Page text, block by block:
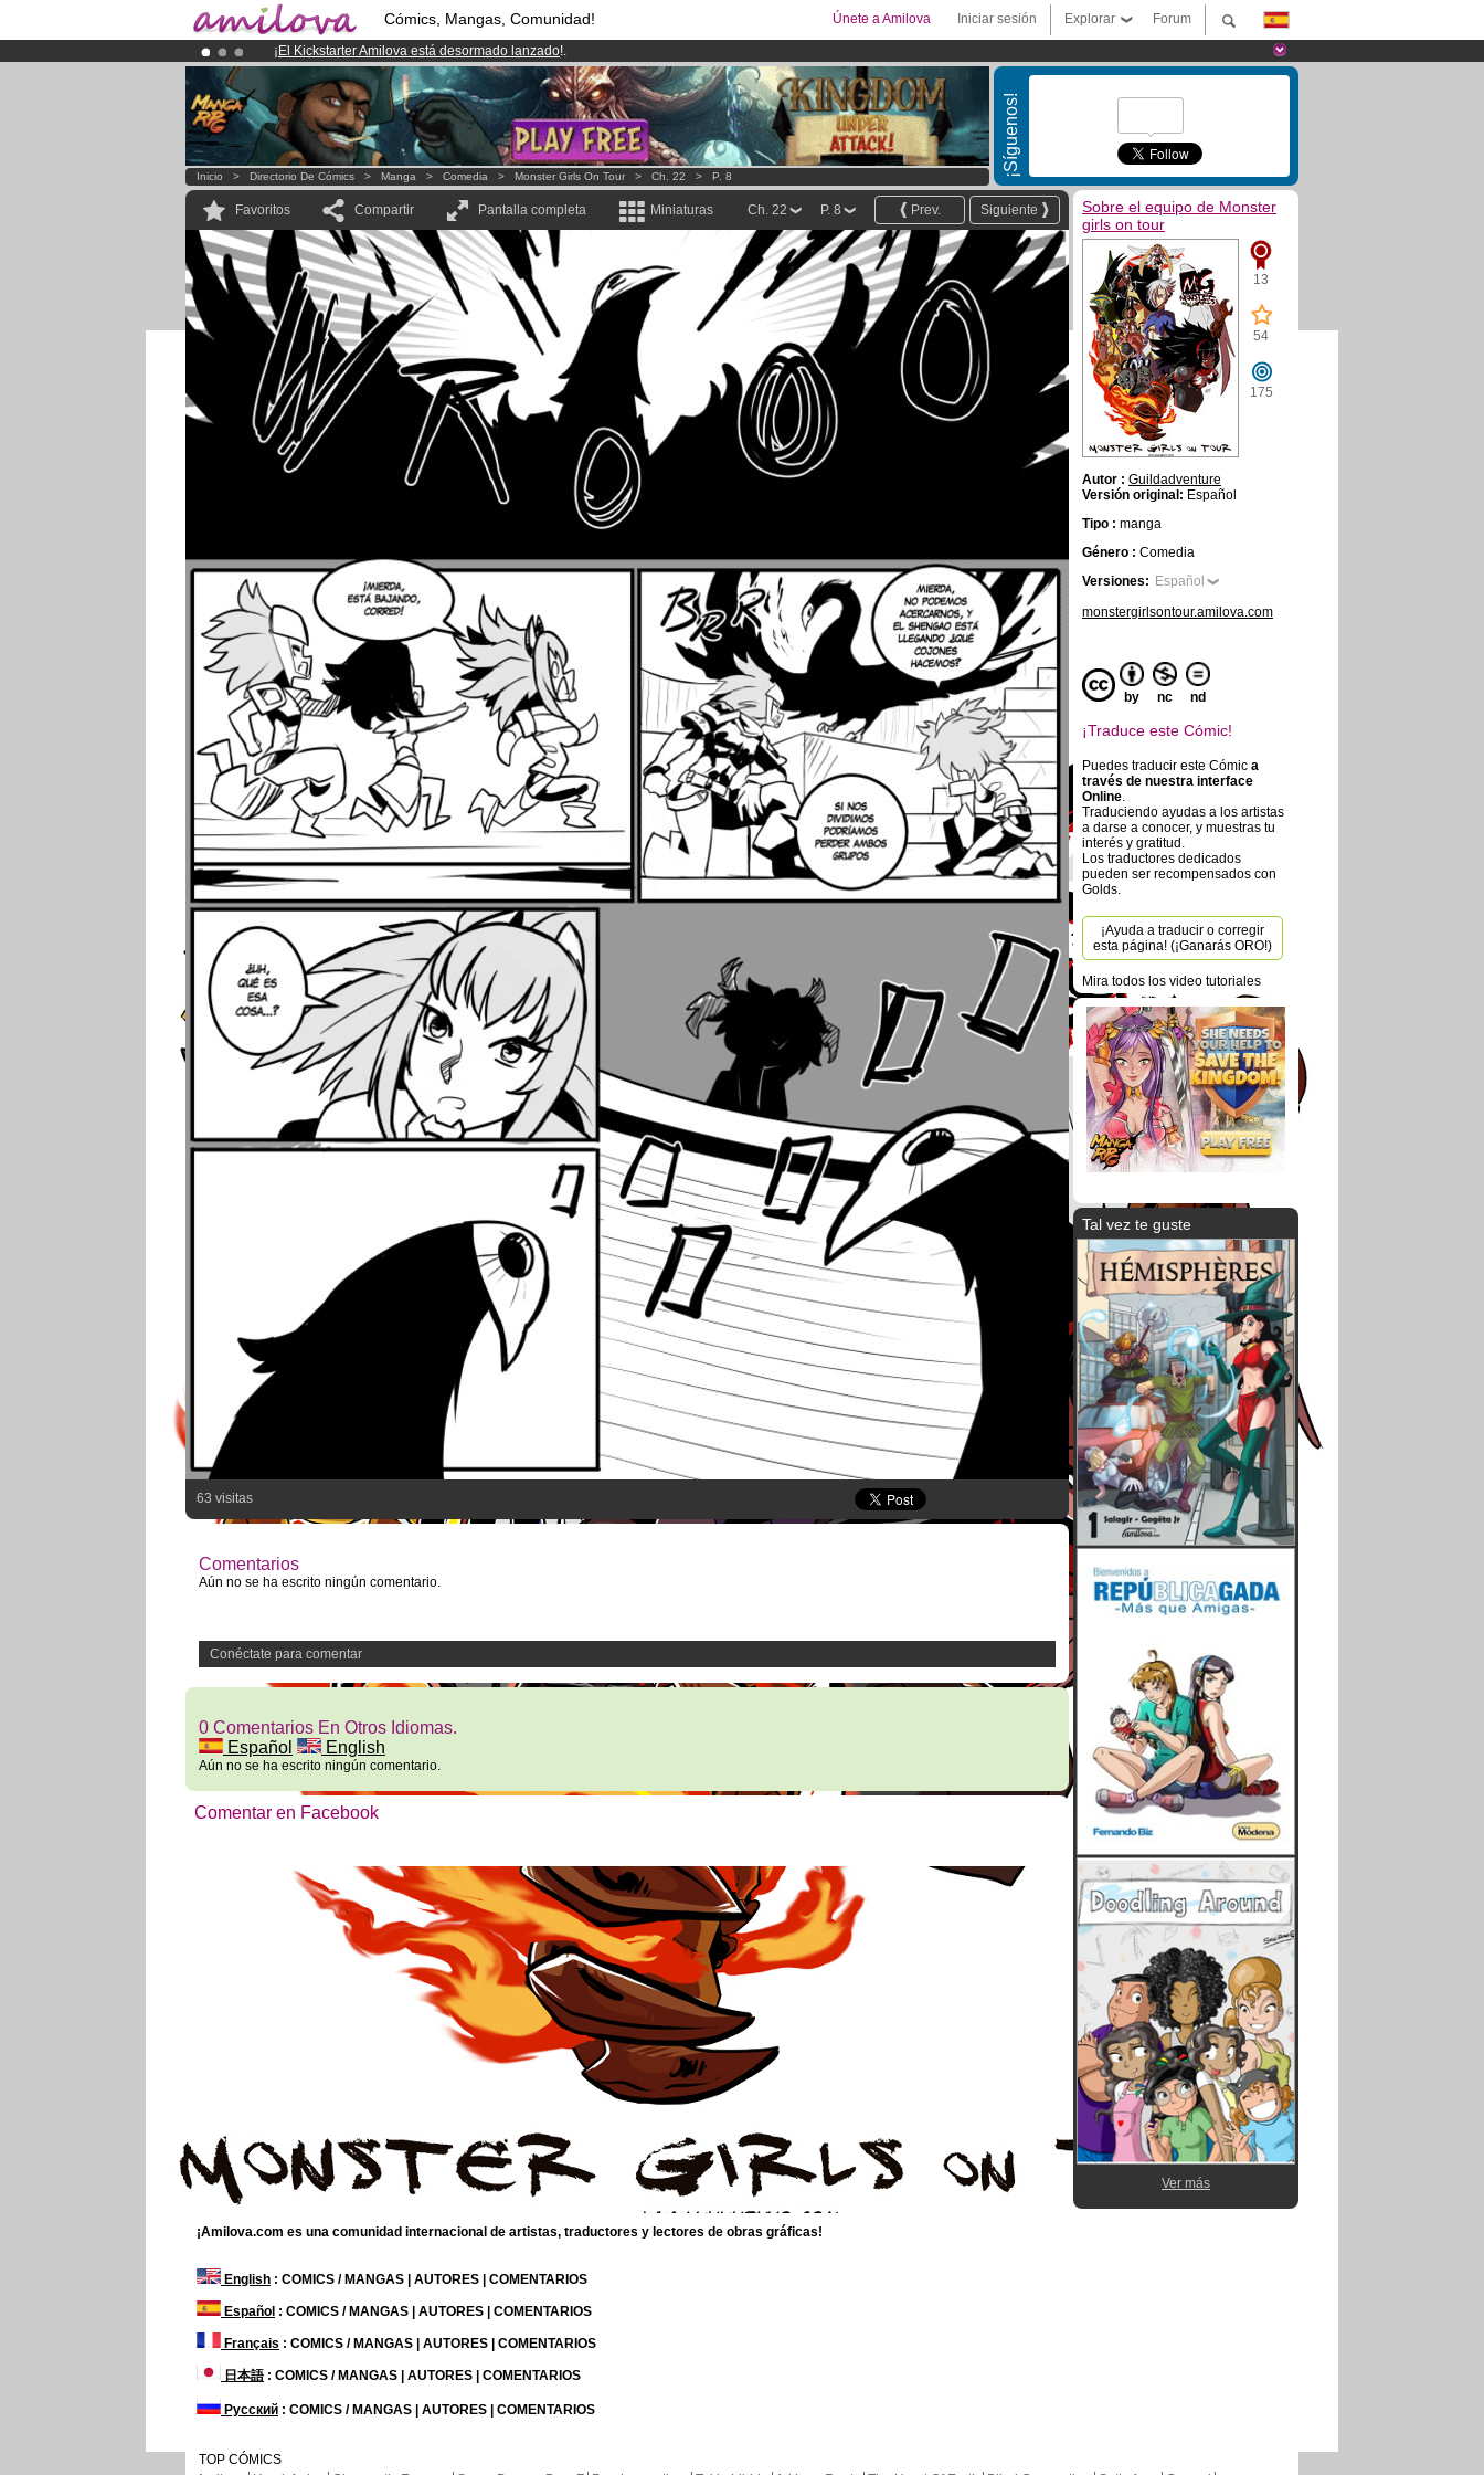
Cómics, Mangas, Comunidad! Forum
Explorar
Iniciar sesión
Únete a Amilova
¡ El Kickstarter Amilova está desormado lanzado!.
¡Ya tenemos 100000miembrosy 1000Cómics y Mangas!.
¡Conviertete en Premium por3.95 euros al mes!Hazte Premium ya
¡Síguenos!
Inicio > Directorio De Cómics > Manga > Comedia > Monster Girls On Tour > Ch. 22 > P. 8
Favoritos Compartir Pantalla completa Miniaturas Siguiente
Prev.
P. 8
Ch. 22
63 visitas
Comentarios
Aún no se ha escrito ningún comentario.
Conéctate para comentar
0 Comentarios En Otros Idiomas.
Español
English
Aún no se ha escrito ningún comentario.
Comentar en Facebook
Sobre el equipo de Monster
girls on tour
13
54
175
Autor : Guildadventure
Versión original: Español
Tipo : manga
Género : Comedia
Versiones: Español
monstergirlsontour.amilova.com
by nc nd
¡Traduce este Cómic!
Puedes traducir este Cómic a
través de nuestra interface
Online.
Traduciendo ayudas a los artistas
a darse a conocer, y muestras tu
interés y gratitud.
Los traductores dedicados
pueden ser recompensados con
Golds.
¡Ayuda a traducir o corregir
esta página! (¡Ganarás ORO!)
Mira todos los video tutoriales
Tal vez te guste
Ver más
¡Amilova.com es una comunidad internacional de artistas, traductores y lectores de obras gráficas!
English : COMICS / MANGAS | AUTORES | COMENTARIOS
Español : COMICS / MANGAS | AUTORES | COMENTARIOS
Français : COMICS / MANGAS | AUTORES | COMENTARIOS
日本語: COMICS / MANGAS | AUTORES | COMENTARIOS
Русский : COMICS / MANGAS | AUTORES | COMENTARIOS
TOP CÓMICS